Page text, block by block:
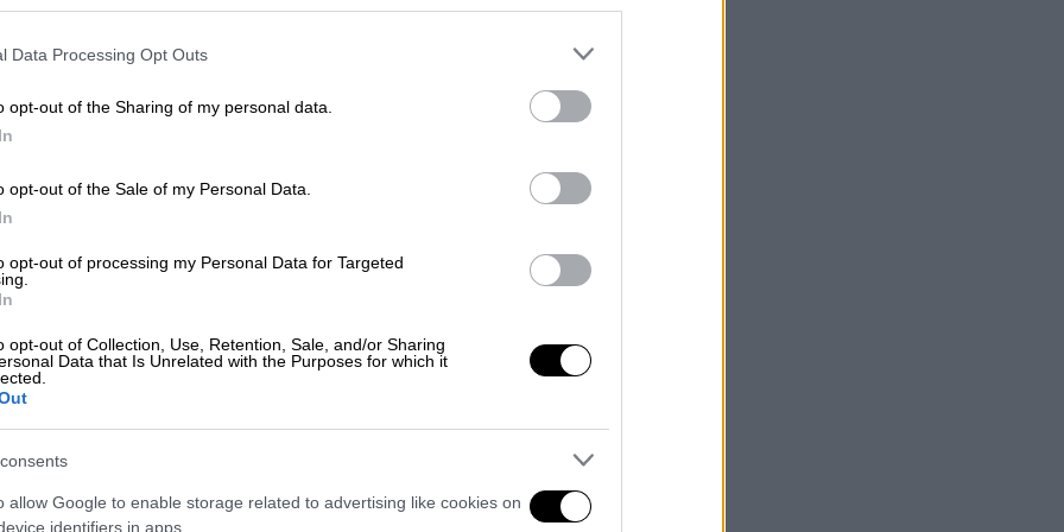
Data Processing Opt Outs
opt-out of the Sharing of my personal data.
opt-out of the Sale of my Personal Data.
opt-out of processing my Personal Data for Targeted
opt-out of Collection, Use, Retention, Sale, and/or Sharing
Data that Is Unrelated with the Purposes for which it
allow Google to enable storage related to advertising like cookies on
identifiers in apps.
επιδοτήσεις του ΟΠΕΚΕΠΕ στην
έκπληξη στο «Βενιζέλος»
στους 22 συλληφθέντες της
Facebook, το περιστατικό σημειώθηκε το
οδηγός, καθότι
αυτοκινήτων,
μπήκε στο αντίθετο